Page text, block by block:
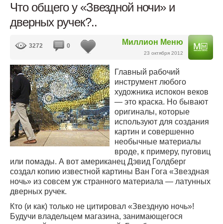
Что общего у «Звездной ночи» и
дверных ручек?..
Миллион Меню
23 октября 2012
3272 0
Главный рабочий
инструмент любого
художника испокон веков
— это краска. Но бывают
оригиналы, которые
используют для создания
картин и совершенно
необычные материалы
вроде, к примеру, пуговиц
или помады. А вот американец Дэвид Голдберг
создал копию известной картины Ван Гога «Звездная
ночь» из совсем уж странного материала — латунных
дверных ручек.
Кто (и как) только не цитировал «Звездную ночь»!
Будучи владельцем магазина, занимающегося